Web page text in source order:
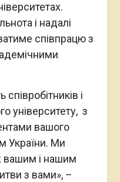
і надалі
співпрацю з
і
університету, з
вашого
України. Ми
вашим і нашим
з вами», –